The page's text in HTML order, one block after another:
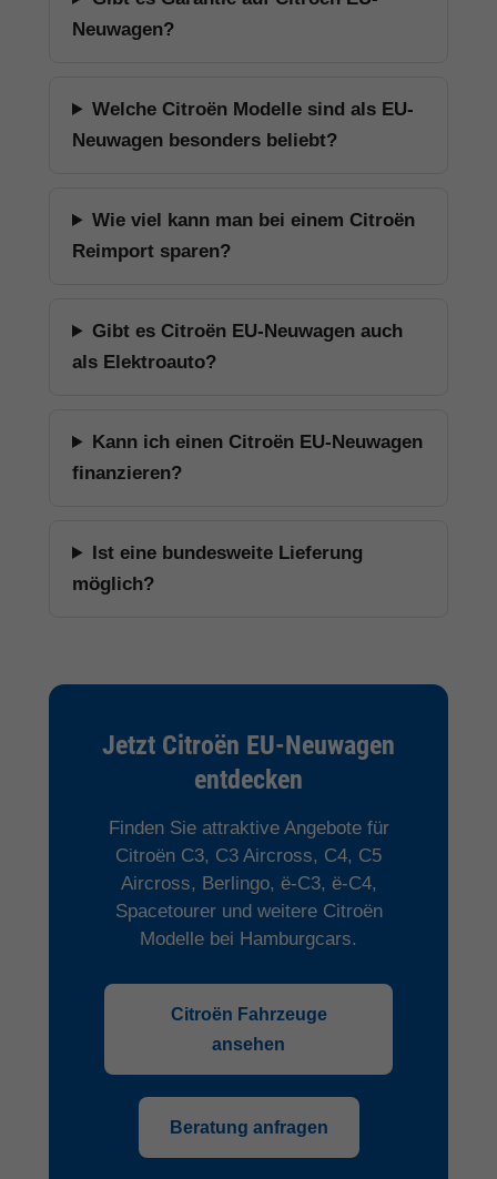
Neuwagen?
Welche Citroën Modelle sind als EU-
Neuwagen besonders beliebt?
Wie viel kann man bei einem Citroën
Reimport sparen?
Gibt es Citroën EU-Neuwagen auch
als Elektroauto?
Kann ich einen Citroën EU-Neuwagen
finanzieren?
Ist eine bundesweite Lieferung
möglich?
Jetzt Citroën EU-Neuwagen
entdecken
Finden Sie attraktive Angebote für
Citroën C3, C3 Aircross, C4, C5
Aircross, Berlingo, ë-C3, ë-C4,
Spacetourer und weitere Citroën
Modelle bei Hamburgcars.
Citroën Fahrzeuge
ansehen
Beratung anfragen